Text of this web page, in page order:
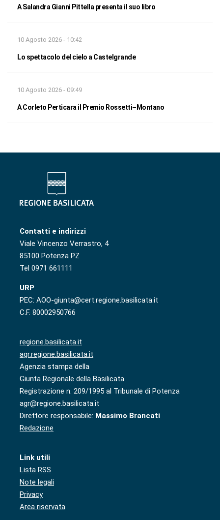
A Salandra Gianni Pittella presenta il suo libro
10 Agosto 2026 - 10:42
Lo spettacolo del cielo a Castelgrande
10 Agosto 2026 - 09:49
A Corleto Perticara il Premio Rossetti–Montano
Contatti e indirizzi
Viale Vincenzo Verrastro, 4
85100 Potenza PZ
Tel 0971 661111
URP
PEC: AOO-giunta@cert.regione.basilicata.it
C.F. 80002950766
regione.basilicata.it
agr.regione.basilicata.it
Agenzia stampa della
Giunta Regionale della Basilicata
Registrazione n. 209/1995 al Tribunale di Potenza
agr@regione.basilicata.it
Direttore responsabile: Massimo Brancati
Redazione
Link utili
Lista RSS
Note legali
Privacy
Area riservata